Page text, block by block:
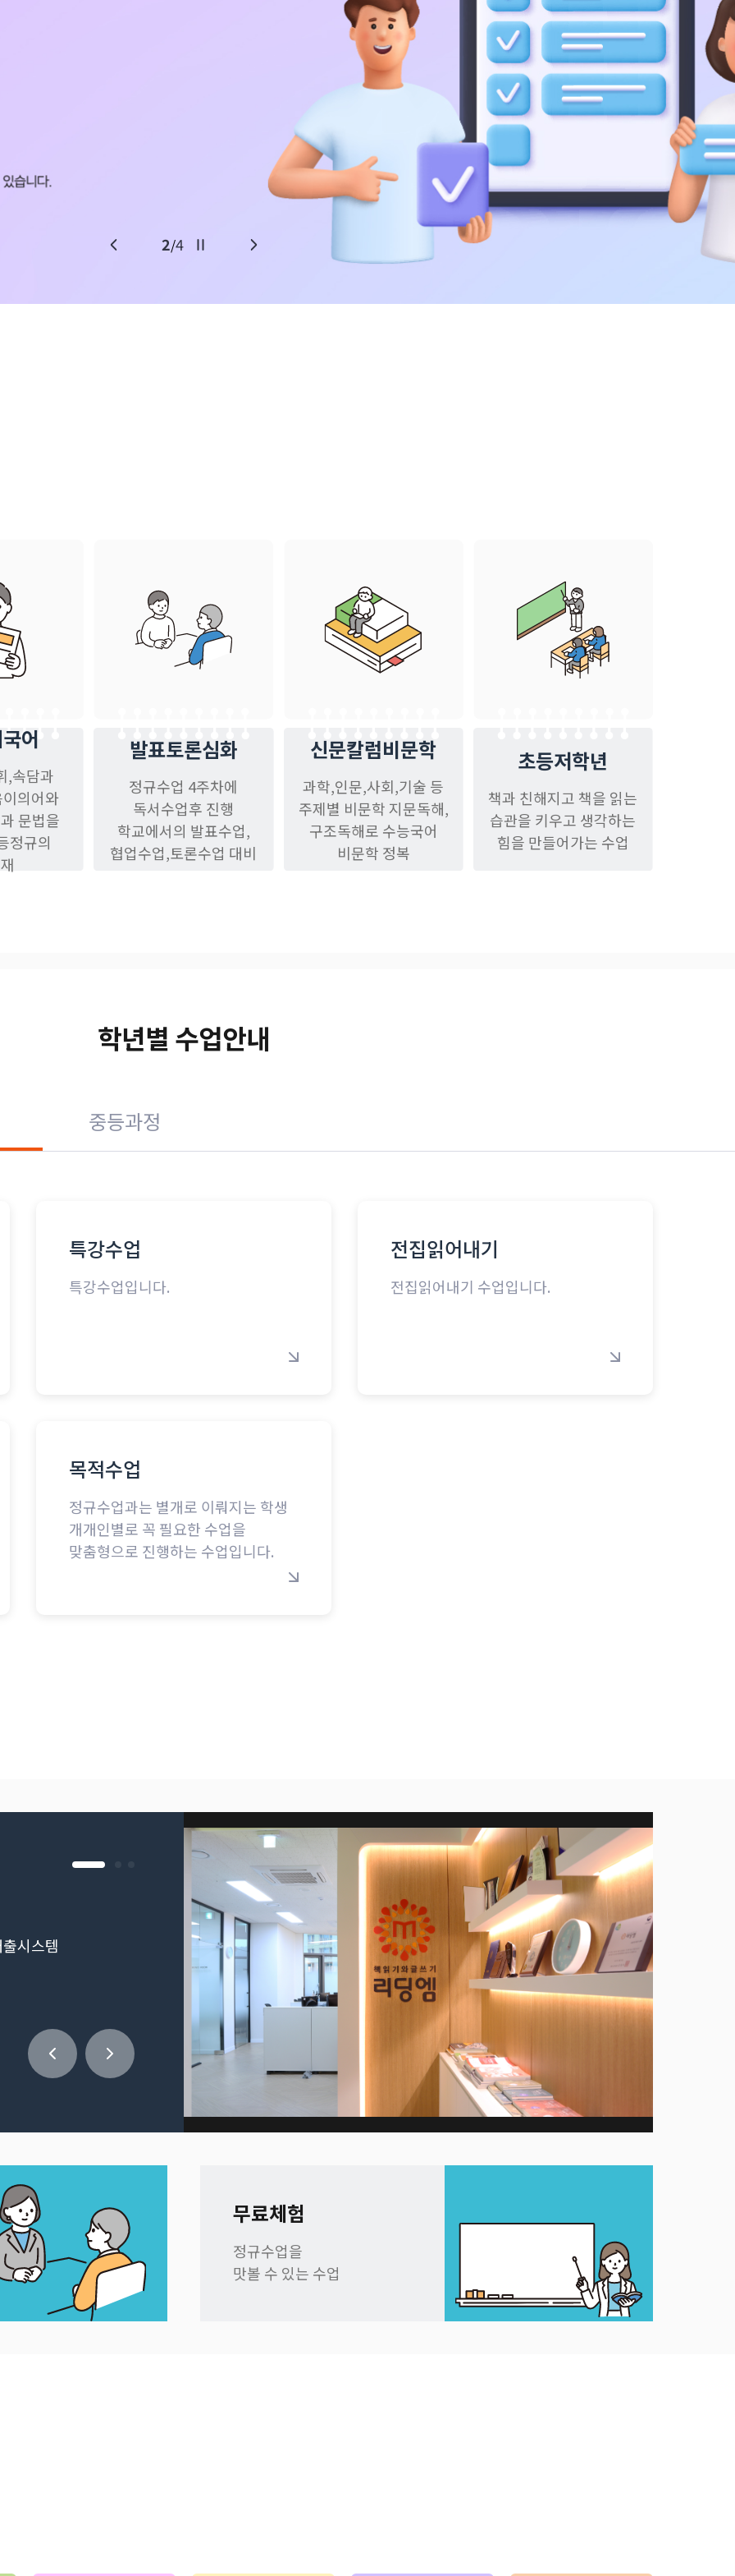
2/4
어
,속담과
의어와
문법을
정규의
발표토론심화
정규수업 4주차에
독서수업후 진행
학교에서의 발표수업,
협업수업,토론수업 대비
신문칼럼비문학
과학,인문,사회,기술 등
주제별 비문학 지문독해,
구조독해로 수능국어
비문학 정복
초등저학년
책과 친해지고 책을 읽는
습관을 키우고 생각하는
힘을 만들어가는 수업
학년별 수업안내
중등과정
특강수업
특강수업입니다.
전집읽어내기
전집읽어내기 수업입니다.
목적수업
정규수업과는 별개로 이뤄지는 학생
개개인별로 꼭 필요한 수업을
맞춤형으로 진행하는 수업입니다.
시스템
무료체험
정규수업을
맛볼 수 있는 수업